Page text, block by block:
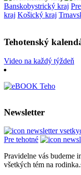
Banskobystrický kraj
kraj Košický kraj
Tehotenský
Video na každý týždeň
Newsletter
Pre tehotné
Pravidelne vás budeme
všetkých tém na